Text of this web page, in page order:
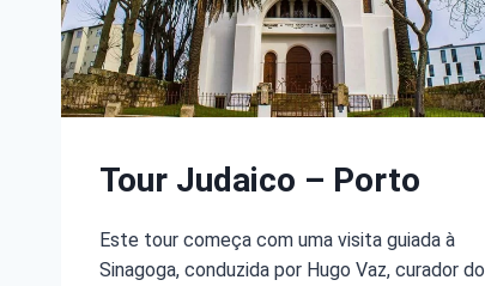
Tour Judaico – Porto
Este tour começa com uma visita guiada à
Sinagoga, conduzida por Hugo Vaz, curador do